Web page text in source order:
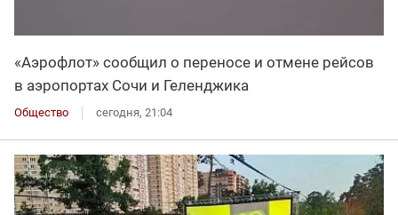
«Аэрофлот» сообщил о переносе и отмене рейсов
в аэропортах Сочи и Геленджика
Общество сегодня, 21:04